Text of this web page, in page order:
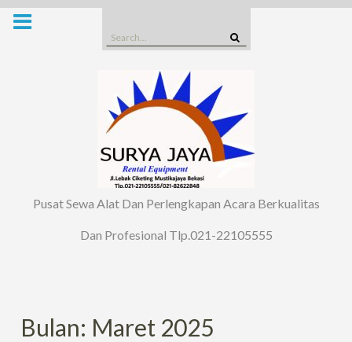
Skip
Search
for:
Pusat Sewa Alat Dan Perlengkapan Acara Berkualitas
Dan Profesional Tlp.021-22105555
Bulan: Maret 2025